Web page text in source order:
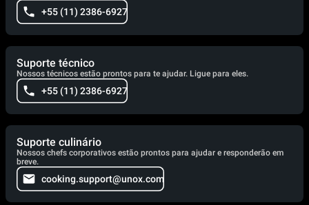
+55 (11) 2386-6927
Suporte técnico
Nossos técnicos estão prontos para te ajudar. Ligue para eles.
+55 (11) 2386-6927
Suporte culinário
Nossos chefs corporativos estão prontos para ajudar e responderão em
breve.
cooking.support@unox.com